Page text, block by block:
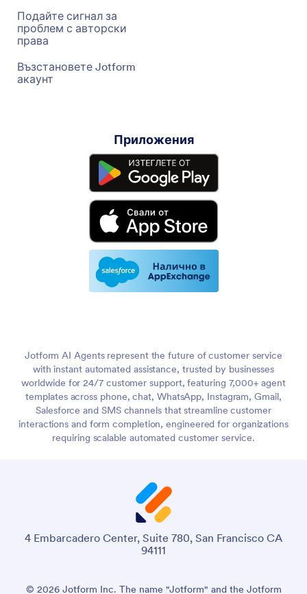
Подайте сигнал за
проблем с авторски
права
Възстановете Jotform
акаунт
Приложения
Jotform AI Agents represent the future of customer service
with instant automated assistance, trusted by businesses
worldwide for 24/7 customer support, featuring 7,000+ agent
templates across phone, chat, WhatsApp, Instagram, Gmail,
Salesforce and SMS channels that streamline customer
interactions and form completion, engineered for organizations
requiring scalable automated customer service.
4 Embarcadero Center, Suite 780, San Francisco CA
94111
© 2026 Jotform Inc. The name "Jotform" and the Jotform